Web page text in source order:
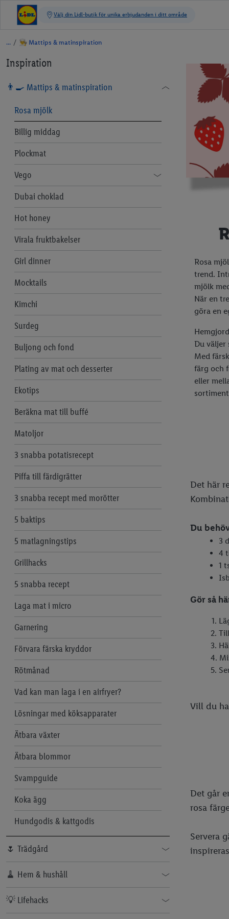
/ 👨‍🍳 Mattips & matinspiration
Inspiration
👨‍🍳 Mattips & matinspiration
Rosa mjölk
Billig middag
Plockmat
Vego
Laga vegomat - 8 måsten till köket
Vegansk mjölk
Dubai choklad
Hot honey
Virala fruktbakelser
Girl dinner
Mocktails
Kimchi
Surdeg
Buljong och fond
Plating av mat och desserter
Ekotips
Beräkna mat till buffé
Matoljor
3 snabba potatisrecept
Piffa till färdigrätter
3 snabba recept med morötter
5 baktips
5 matlagningstips
Grillhacks
5 snabba recept
Laga mat i micro
Garnering
Förvara färska kryddor
Rötmånad
Vad kan man laga i en airfryer?
Lösningar med köksapparater
Ätbara växter
Ätbara blommor
Svampguide
Koka ägg
Hundgodis & kattgodis
🌷 Trädgård
Ta sticklingar
Välj rätt krukor
Bekämpa mördarsniglar
🧹 Hem & hushåll
Städa köket
💡 Lifehacks
Rosa
trend.
mjölk
När en
göra en
Du väljer
Med
färg och
eller
Det här
Du
3
4
1
Gör så
Vill du
Det går
rosa
Servera